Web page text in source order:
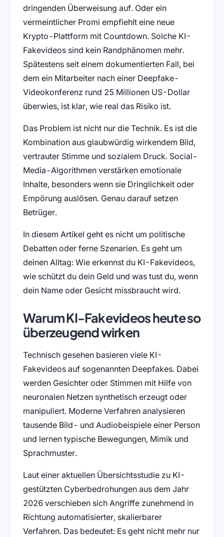
dringenden Überweisung auf. Oder ein
vermeintlicher Promi empfiehlt eine neue
Krypto-Plattform mit Countdown. Solche KI-
Fakevideos sind kein Randphänomen mehr.
Spätestens seit einem dokumentierten Fall, bei
dem ein Mitarbeiter nach einer Deepfake-
Videokonferenz rund 25 Millionen US-Dollar
überwies, ist klar, wie real das Risiko ist.
Das Problem ist nicht nur die Technik. Es ist die
Kombination aus glaubwürdig wirkendem Bild,
vertrauter Stimme und sozialem Druck. Social-
Media-Algorithmen verstärken emotionale
Inhalte, besonders wenn sie Dringlichkeit oder
Empörung auslösen. Genau darauf setzen
Betrüger.
In diesem Artikel geht es nicht um politische
Debatten oder ferne Szenarien. Es geht um
deinen Alltag: Wie erkennst du KI-Fakevideos,
wie schützt du dein Geld und was tust du, wenn
dein Name oder Gesicht missbraucht wird.
Warum KI-Fakevideos heute so
überzeugend wirken
Technisch gesehen basieren viele KI-
Fakevideos auf sogenannten Deepfakes. Dabei
werden Gesichter oder Stimmen mit Hilfe von
neuronalen Netzen synthetisch erzeugt oder
manipuliert. Moderne Verfahren analysieren
tausende Bild- und Audiobeispiele einer Person
und lernen typische Bewegungen, Mimik und
Sprachmuster.
Laut einer aktuellen Übersichtsstudie zu KI-
gestützten Cyberbedrohungen aus dem Jahr
2026 verschieben sich Angriffe zunehmend in
Richtung automatisierter, skalierbarer
Verfahren. Das bedeutet: Es geht nicht mehr nur